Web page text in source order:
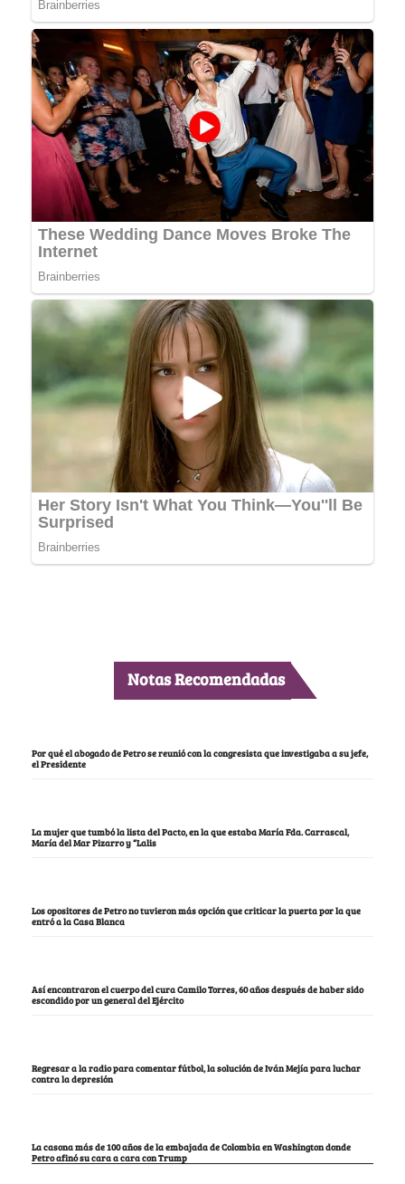
Notas Recomendadas
Por qué el abogado de Petro se reunió con la congresista que investigaba a su jefe,
el Presidente
La mujer que tumbó la lista del Pacto, en la que estaba María Fda. Carrascal,
María del Mar Pizarro y “Lalis
Los opositores de Petro no tuvieron más opción que criticar la puerta por la que
entró a la Casa Blanca
Así encontraron el cuerpo del cura Camilo Torres, 60 años después de haber sido
escondido por un general del Ejército
Regresar a la radio para comentar fútbol, la solución de Iván Mejía para luchar
contra la depresión
La casona más de 100 años de la embajada de Colombia en Washington donde
Petro afinó su cara a cara con Trump